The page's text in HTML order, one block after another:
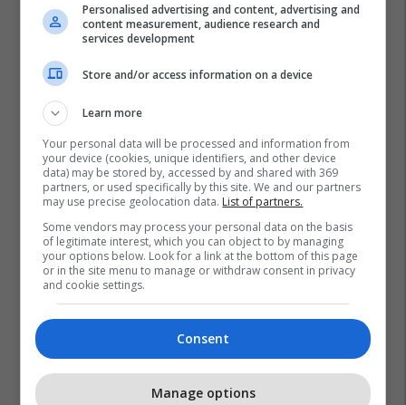
Personalised advertising and content, advertising and
content measurement, audience research and
services development
Store and/or access information on a device
Learn more
Your personal data will be processed and information from
your device (cookies, unique identifiers, and other device
data) may be stored by, accessed by and shared with 369
partners, or used specifically by this site. We and our partners
may use precise geolocation data. List of partners.
Some vendors may process your personal data on the basis
of legitimate interest, which you can object to by managing
your options below. Look for a link at the bottom of this page
or in the site menu to manage or withdraw consent in privacy
and cookie settings.
Consent
Manage options